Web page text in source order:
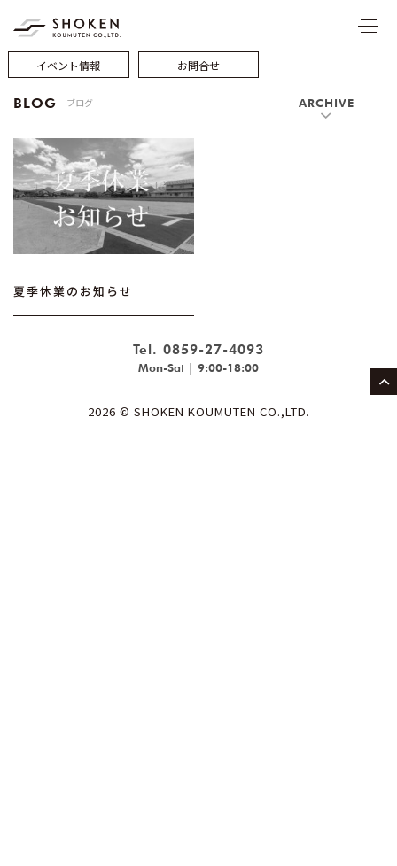
イベント情報 お問合せ
BLOG ブログ ARCHIVE
夏季休業のお知らせ
Tel. 0859-27-4093
Mon-Sat | 9:00-18:00
2026 © SHOKEN KOUMUTEN CO.,LTD.